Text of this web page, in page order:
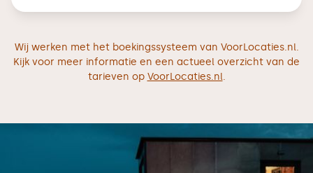
Wij werken met het boekingssysteem van VoorLocaties.nl.
Kijk voor meer informatie en een actueel overzicht van de
tarieven op VoorLocaties.nl.